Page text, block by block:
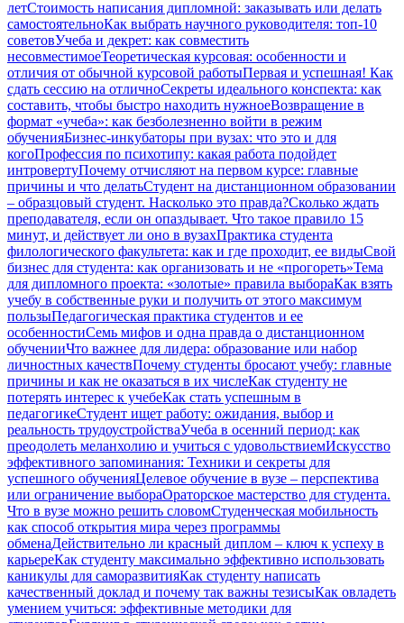
летСтоимость написания дипломной: заказывать или делать
самостоятельноКак выбрать научного руководителя: топ-10
советовУчеба и декрет: как совместить
несовместимоеТеоретическая курсовая: особенности и
отличия от обычной курсовой работыПервая и успешная! Как
сдать сессию на отличноСекреты идеального конспекта: как
составить, чтобы быстро находить нужноеВозвращение в
формат «учеба»: как безболезненно войти в режим
обученияБизнес-инкубаторы при вузах: что это и для
когоПрофессия по психотипу: какая работа подойдет
интровертуПочему отчисляют на первом курсе: главные
причины и что делатьСтудент на дистанционном образовании
– образцовый студент. Насколько это правда?Сколько ждать
преподавателя, если он опаздывает. Что такое правило 15
минут, и действует ли оно в вузахПрактика студента
филологического факультета: как и где проходит, ее видыСвой
бизнес для студента: как организовать и не «прогореть»Тема
для дипломного проекта: «золотые» правила выбораКак взять
учебу в собственные руки и получить от этого максимум
пользыПедагогическая практика студентов и ее
особенностиСемь мифов и одна правда о дистанционном
обученииЧто важнее для лидера: образование или набор
личностных качествПочему студенты бросают учебу: главные
причины и как не оказаться в их числеКак студенту не
потерять интерес к учебеКак стать успешным в
педагогикеСтудент ищет работу: ожидания, выбор и
реальность трудоустройстваУчеба в осенний период: как
преодолеть меланхолию и учиться с удовольствиемИскусство
эффективного запоминания: Техники и секреты для
успешного обученияЦелевое обучение в вузе – перспектива
или ограничение выбораОраторское мастерство для студента.
Что в вузе можно решить словомСтуденческая мобильность
как способ открытия мира через программы
обменаДействительно ли красный диплом – ключ к успеху в
карьереКак студенту максимально эффективно использовать
каникулы для саморазвитияКак студенту написать
качественный доклад и почему так важны тезисыКак овладеть
умением учиться: эффективные методики для